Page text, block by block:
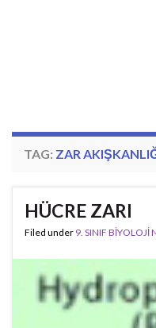
TAG: ZAR
HÜCRE ZARI
Filed under 9. SINIF BİYOLOJİ